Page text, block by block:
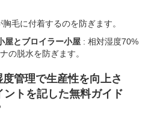
毛に付着するのを防ぎます。
屋とブロイラー小屋 : 相対湿度70%
の脱水を防ぎます。
管理で生産性を向上さ
トを記した無料ガイド